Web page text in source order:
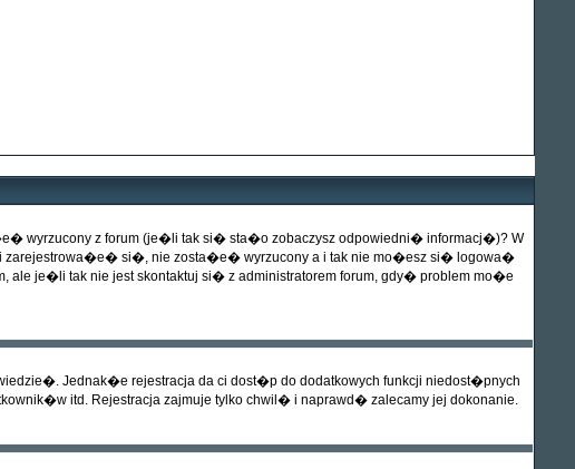
z forum (je�li tak si� sta�o zobaczysz odpowiedni� informacj�)? W
zarejestrowa�e� si�, nie zosta�e� wyrzucony a i tak nie mo�esz si� logowa�
je�li tak nie jest skontaktuj si� z administratorem forum, gdy� problem mo�e
Jednak�e rejestracja da ci dost�p do dodatkowych funkcji niedost�pnych
itd. Rejestracja zajmuje tylko chwil� i naprawd� zalecamy jej dokonanie.